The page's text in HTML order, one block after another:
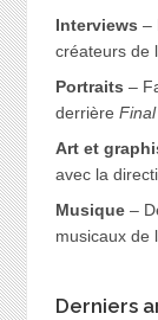
Interviews –
créateurs de
Portraits –
derrière
Art et
avec la
Musique–
musicaux de
Derniers